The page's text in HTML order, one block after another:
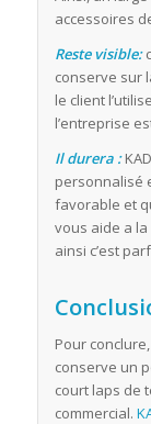
accessoires
Reste visible:
conserve sur
le client
l’entreprise
Il durera :
personnalisé
favorable et
vous aide a
ainsi c’est
Pour
conserve un
court laps de
commercial.